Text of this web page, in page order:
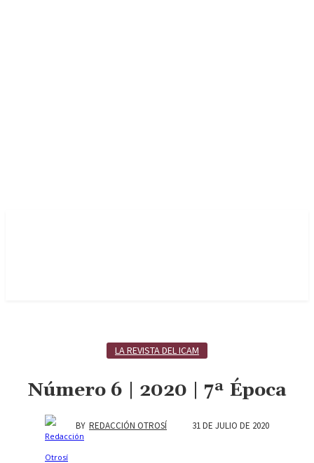
LA REVISTA DEL ICAM
Número 6 | 2020 | 7ª Época
BY REDACCIÓN OTROSÍ 31 DE JULIO DE 2020